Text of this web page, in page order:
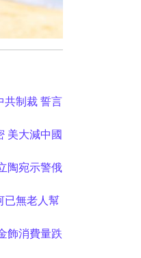
共制裁 誓言
美大減中國
陶宛示警俄
已無老人幫
飾消費量跌